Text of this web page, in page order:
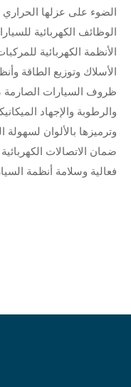
الضوء على عزلها
الوظائف الكهربائية
الأنظمة الكهربائية
الأسلاك وتوزيع الطاقة
ظروف السيارات الصارمة
والرطوبة والإجهاد
وترميزها بالألوان لسهولة
ضمان الاتصالات
فعالية وسلامة أنظمة